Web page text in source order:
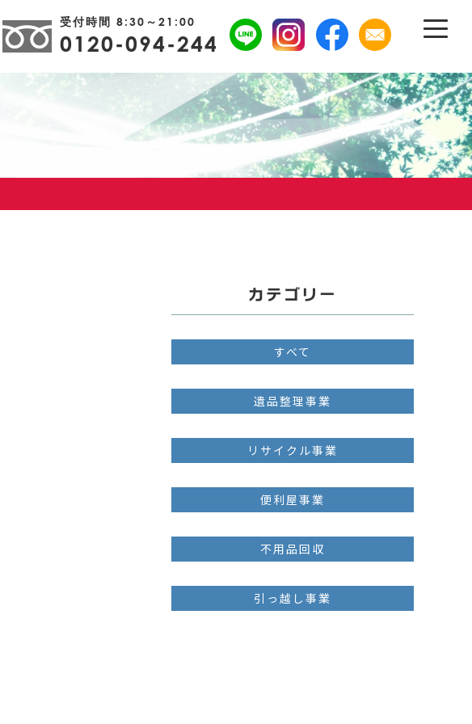
受付時間 8:30～21:00
0120-094-244
カテゴリー
すべて
遺品整理事業
リサイクル事業
便利屋事業
不用品回収
引っ越し事業